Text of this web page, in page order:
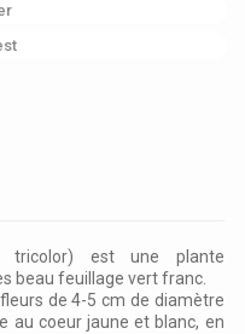
tricolor) est une plante
beau feuillage vert franc.
de 4-5 cm de diamètre
au coeur jaune et blanc, en